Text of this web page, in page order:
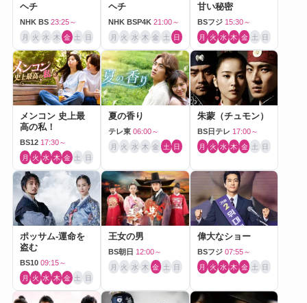
ヘチ
NHK BS 23:25～
月 火 水 木 金 土 日
ヘチ
NHK BSP4K 21:00～
月 火 水 木 金 土 日
甘い秘密
BSフジ 15:30～
月 火 水 木 金 土 日
メンコン 史上最
高の私！
BS12 17:30～
月 火 水 木 金 土 日
夏の香り
テレ東 06:00～
月 火 水 木 金 土 日
朱蒙（チュモン）
BS日テレ 17:00～
月 火 水 木 金 土 日
ポッサム-運命を
盗む
BS10 09:15～
月 火 水 木 金 土 日
王女の男
BS朝日 12:00～
月 火 水 木 金 土 日
偉大なショー
BSフジ 07:55～
月 火 水 木 金 土 日